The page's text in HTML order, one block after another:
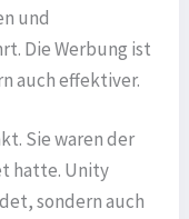
und
Die Werbung ist
auch effektiver.
Sie waren der
hatte. Unity
sondern auch